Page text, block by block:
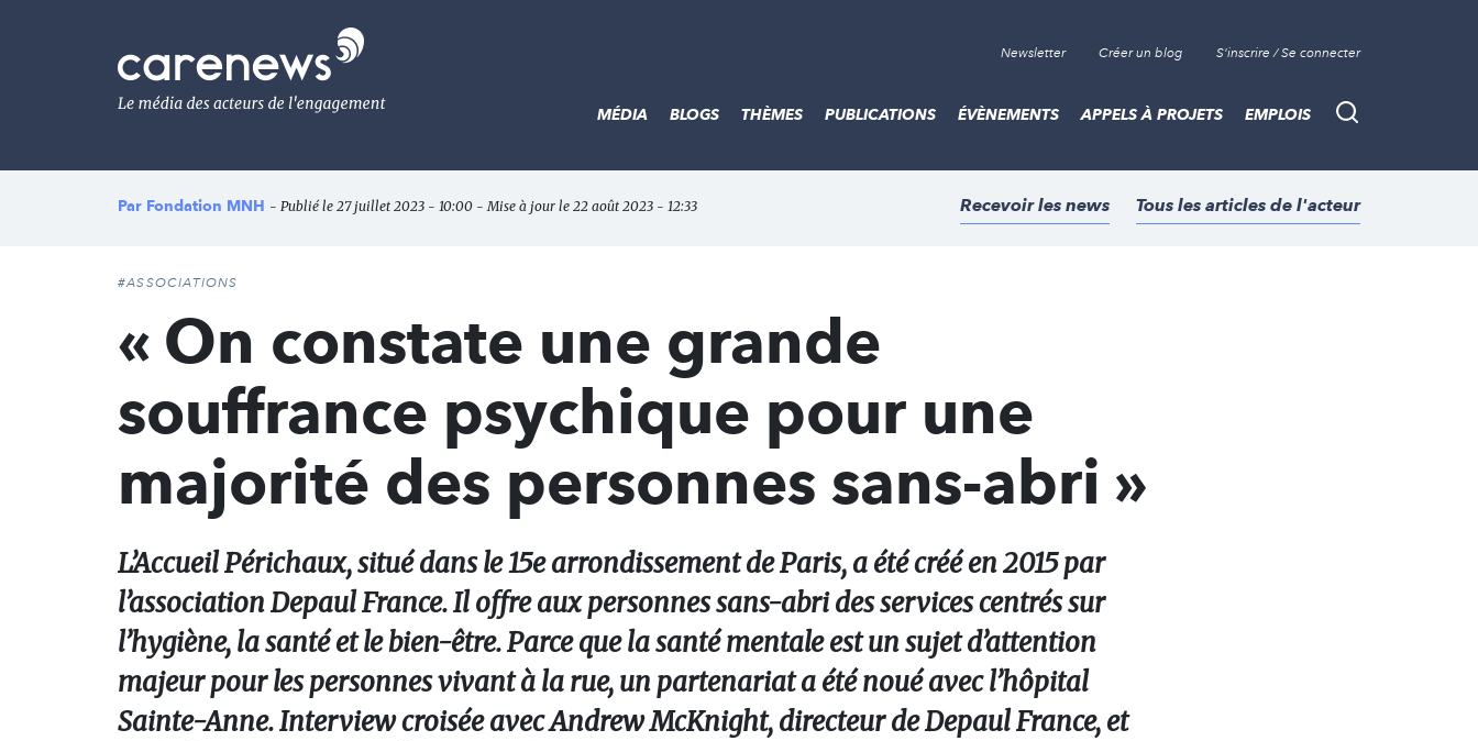
Le
média
de
l'engagement
Newsletter Créer un blog S'inscrire / Se connecter
Recherche
MÉDIA BLOGS THÈMES PUBLICATIONS ÉVÈNEMENTS APPELS À PROJETS EMPLOIS
Par Fondation MNH - Publié le 27 juillet 2023 - 10:00 - Mise à jour le 22 août 2023 - 12:33 Recevoir les news Tous les articles de l'acteur
#ASSOCIATIONS
« On constate une grande
souffrance psychique pour une
majorité des personnes sans-abri »
L’Accueil Périchaux, situé dans le 15e arrondissement de Paris, a été créé en 2015 par
l’association Depaul France. Il offre aux personnes sans-abri des services centrés sur
l’hygiène, la santé et le bien-être. Parce que la santé mentale est un sujet d’attention
majeur pour les personnes vivant à la rue, un partenariat a été noué avec l’hôpital
Sainte-Anne. Interview croisée avec Andrew McKnight, directeur de Depaul France, et